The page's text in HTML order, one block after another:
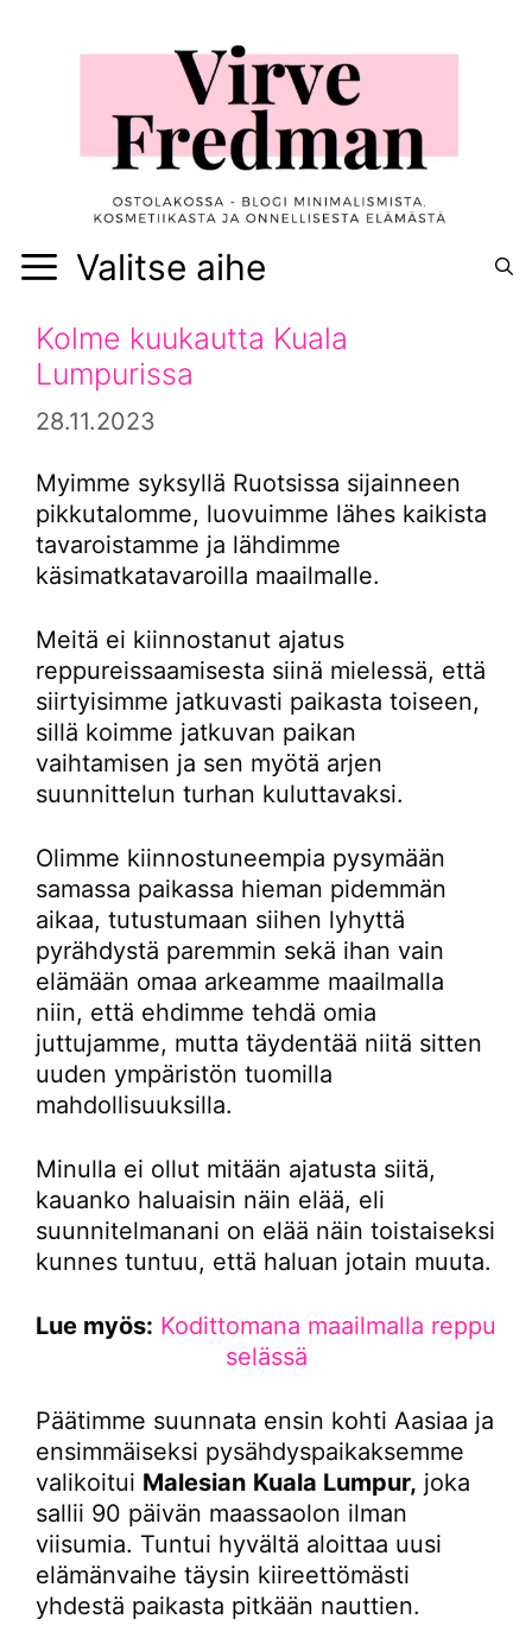
Valitse aihe
Kolme kuukautta Kuala
Lumpurissa
28.11.2023
Myimme syksyllä Ruotsissa sijainneen
pikkutalomme, luovuimme lähes kaikista
tavaroistamme ja lähdimme
käsimatkatavaroilla maailmalle.
Meitä ei kiinnostanut ajatus
reppureissaamisesta siinä mielessä, että
siirtyisimme jatkuvasti paikasta toiseen,
sillä koimme jatkuvan paikan
vaihtamisen ja sen myötä arjen
suunnittelun turhan kuluttavaksi.
Olimme kiinnostuneempia pysymään
samassa paikassa hieman pidemmän
aikaa, tutustumaan siihen lyhyttä
pyrähdystä paremmin sekä ihan vain
elämään omaa arkeamme maailmalla
niin, että ehdimme tehdä omia
juttujamme, mutta täydentää niitä sitten
uuden ympäristön tuomilla
mahdollisuuksilla.
Minulla ei ollut mitään ajatusta siitä,
kauanko haluaisin näin elää, eli
suunnitelmanani on elää näin toistaiseksi
kunnes tuntuu, että haluan jotain muuta.
Lue myös: Kodittomana maailmalla reppu
selässä
Päätimme suunnata ensin kohti Aasiaa ja
ensimmäiseksi pysähdyspaikaksemme
valikoitui Malesian Kuala Lumpur, joka
sallii 90 päivän maassaolon ilman
viisumia. Tuntui hyvältä aloittaa uusi
elämänvaihe täysin kiireettömästi
yhdestä paikasta pitkään nauttien.